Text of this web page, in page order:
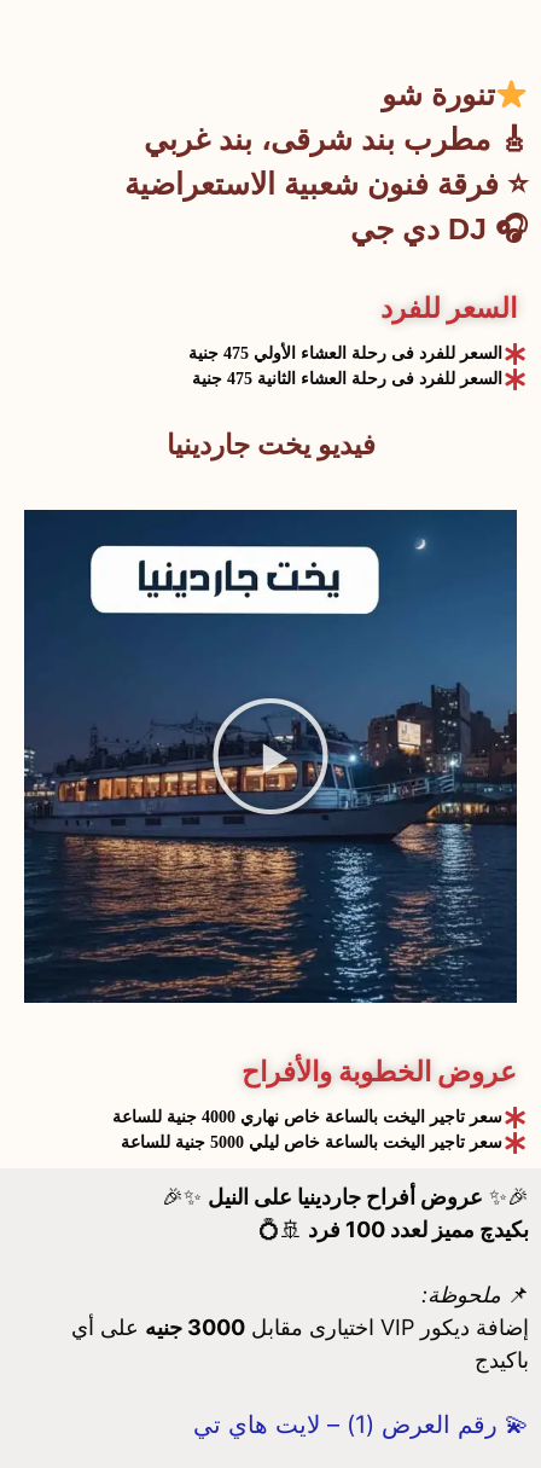
تنورة شو
🎸 مطرب بند شرقى، بند غربي
⭐ فرقة فنون شعبية الاستعراضية
🎧 DJ دي جي
السعر للفرد
السعر للفرد فى رحلة العشاء الأولي 475 جنية
السعر للفرد فى رحلة العشاء الثانية 475 جنية
فيديو يخت جاردينيا
عروض الخطوبة والأفراح
سعر تاجير اليخت بالساعة خاص نهاري 4000 جنية للساعة
سعر تاجير اليخت بالساعة خاص ليلي 5000 جنية للساعة
🎉✨ عروض أفراح جاردينيا على النيل ✨🎉
بكيدچ مميز لعدد 100 فرد
🚢💍
📌 ملحوظة:
إضافة ديكور VIP اختيارى مقابل
3000 جنيه
على أي
باكيدج
💫 رقم العرض (1) – لايت هاي تي